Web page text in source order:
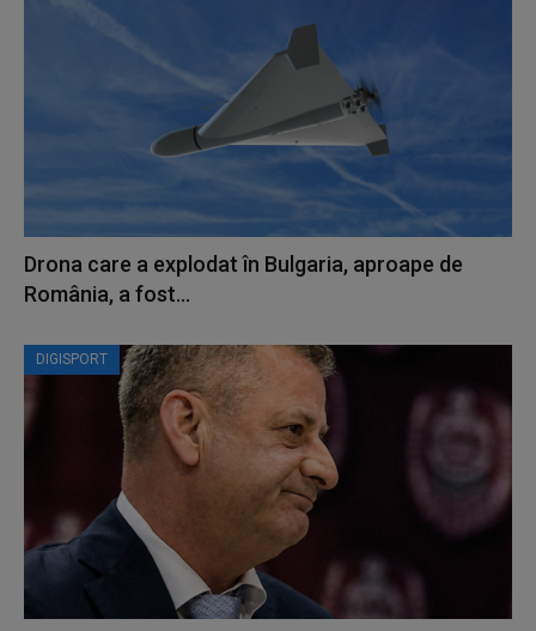
Drona care a explodat în Bulgaria, aproape de
România, a fost...
DIGISPORT